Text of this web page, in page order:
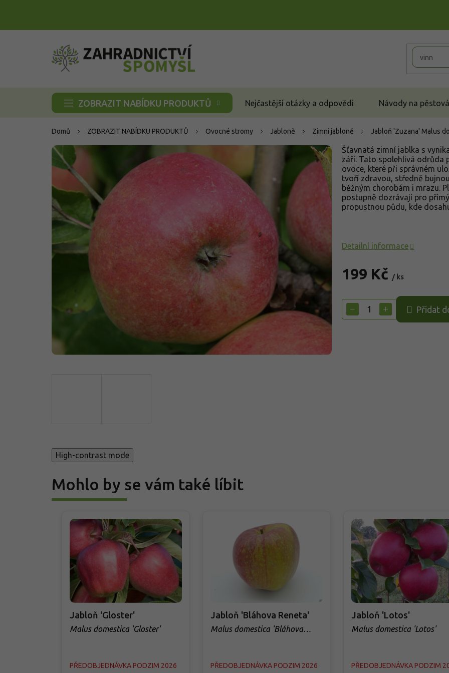
ZOBRAZIT NABÍDKU PRODUKTŮ Nejčastější otázky a odpovědi Návody na
Domů ZOBRAZIT NABÍDKU PRODUKTŮ Ovocné stromy Jabloně Zimní jabloně Jabloň 'Zuzana' Malus
199 Kč / ks
cena:
+
− Přidat
Šťavnatá zimní jablka s
září. Tato spolehlivá odrůda
ovoce, které při správném
tvoří zdravou, středně
běžným chorobám i mrazu.
postupně dozrávají pro
propustnou půdu, kde
Detailní informace
High-contrast mode
Mohlo by se vám také líbit
Jabloň 'Gloster'
Malus domestica 'Gloster'
PŘEDOBJEDNÁVKA PODZIM 2026
Jabloň 'Bláhova Reneta'
Malus domestica 'Bláhova
PŘEDOBJEDNÁVKA PODZIM 2026
Jabloň 'Lotos'
Malus domestica 'Lotos'
PŘEDOBJEDNÁVKA PODZIM